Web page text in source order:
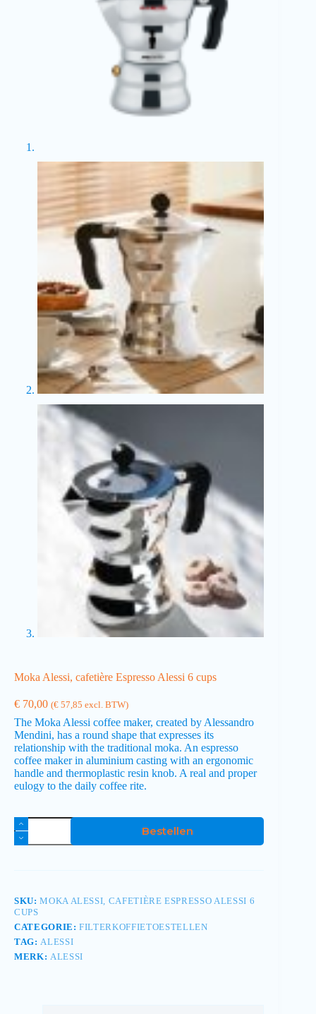
Moka Alessi, cafetière Espresso Alessi 6 cups
€ 70,00 (€ 57,85 excl. BTW)
The Moka Alessi coffee maker, created by Alessandro
Mendini, has a round shape that expresses its
relationship with the traditional moka. An espresso
coffee maker in aluminium casting with an ergonomic
handle and thermoplastic resin knob. A real and proper
eulogy to the daily coffee rite.
Bestellen
SKU:MOKA ALESSI, CAFETIÈRE ESPRESSO ALESSI 6
CUPS
CATEGORIE:FILTERKOFFIETOESTELLEN
TAG: ALESSI
MERK: ALESSI